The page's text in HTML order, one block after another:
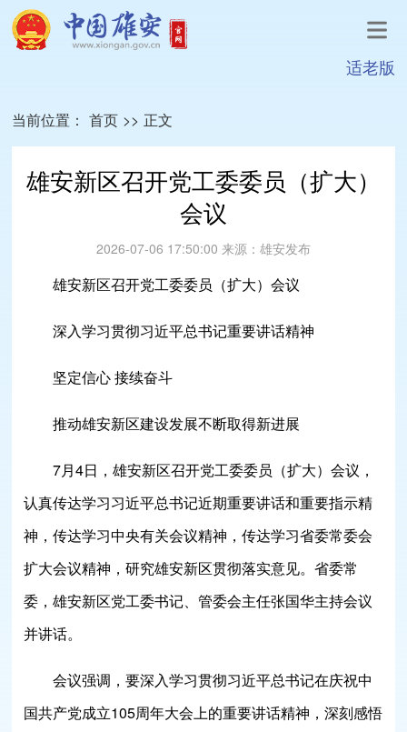
适老版
当前位置： 首页 >> 正文
雄安新区召开党工委委员（扩大）
会议
2026-07-06 17:50:00 来源： 雄安发布
雄安新区召开党工委委员（扩大）会议
深入学习贯彻习近平总书记重要讲话精神
坚定信心 接续奋斗
推动雄安新区建设发展不断取得新进展
7月4日，雄安新区召开党工委委员（扩大）会议，
认真传达学习习近平总书记近期重要讲话和重要指示精
神，传达学习中央有关会议精神，传达学习省委常委会
扩大会议精神，研究雄安新区贯彻落实意见。省委常
委，雄安新区党工委书记、管委会主任张国华主持会议
并讲话。
会议强调，要深入学习贯彻习近平总书记在庆祝中
国共产党成立105周年大会上的重要讲话精神，深刻感悟